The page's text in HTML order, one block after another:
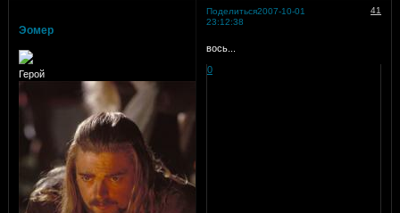
Поделиться 41
2007-10-01
23:12:38
Эомер
Герой
вось...
0